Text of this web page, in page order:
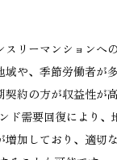
スリーマンションへ
域や、季節労働者が
約の方が収益性が
ド需要回復により、
増加しており、適切